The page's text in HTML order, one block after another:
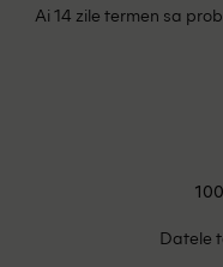
Ai 14 zile termen sa
Datele